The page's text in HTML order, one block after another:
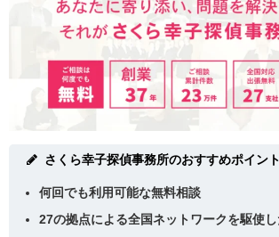
さくら幸子探偵事務所のおすすめポイント
何回でも利用可能な無料相談
27の拠点による全国ネットワークを駆使